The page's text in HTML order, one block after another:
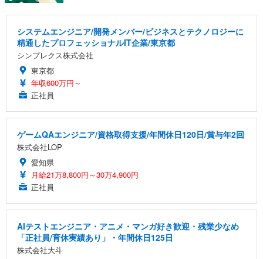
システムエンジニア/開発メンバー/ビジネスとテクノロジーに
精通したプロフェッショナルIT企業/東京都
シンプレクス株式会社
東京都
年収600万円～
正社員
ゲームQAエンジニア/資格取得支援/年間休日120日/賞与年2回
株式会社LOP
愛知県
月給21万8,800円～30万4,900円
正社員
AIテストエンジニア・アニメ・マンガ好き歓迎・残業少なめ
「正社員/育休実績あり」・年間休日125日
株式会社大斗